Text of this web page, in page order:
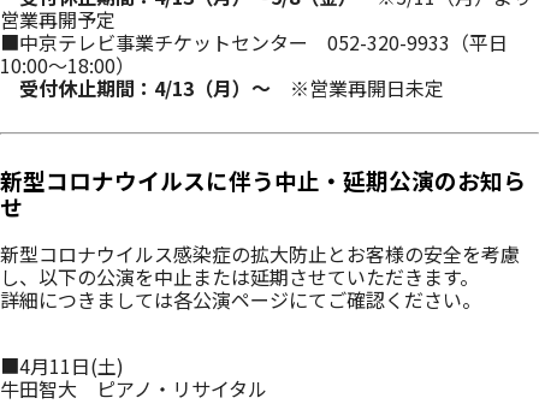
営業再開予定
■中京テレビ事業チケットセンター 052-320-9933（平日
10:00～18:00）
受付休止期間：4/13（月）～ ※営業再開日未定
新型コロナウイルスに伴う中止・延期公演のお知ら
せ
新型コロナウイルス感染症の拡大防止とお客様の安全を考慮
し、以下の公演を中止または延期させていただきます。
詳細につきましては各公演ページにてご確認ください。
■4月11日(土)
牛田智大 ピアノ・リサイタル